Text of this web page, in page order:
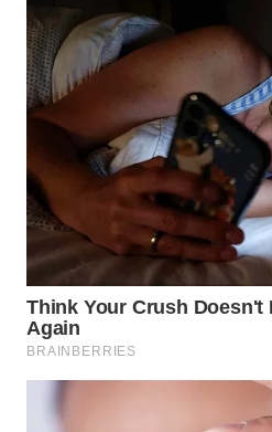
CO ID
WAHANANEWS
WAHANA
WAHANA
UMKM
WAHANA
SELEB